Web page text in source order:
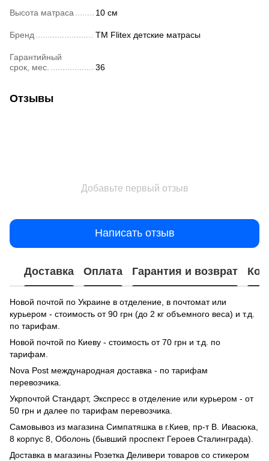
Высота матраса 10 см
Бренд ТМ Flitex детские матрасы
Гарантийный
срок, мес.
36
Отзывы
Добавьте первый отзыв
Написать отзыв
Доставка Оплата Гарантия и возврат
Новой почтой по Украине в отделение, в почтомат или
курьером - стоимость от 90 грн (до 2 кг объемного веса) и т.д.
по тарифам.
Новой почтой по Киеву - стоимость от 70 грн и т.д. по
тарифам.
Nova Post международная доставка - по тарифам
перевозчика.
Укрпочтой Стандарт, Экспресс в отделение или курьером - от
50 грн и далее по тарифам перевозчика.
Самовывоз из магазина Симпатяшка в г.Киев, пр-т В. Ивасюка,
8 корпус 8, Оболонь (бывший проспект Героев Сталинграда).
Доставка в магазины Розетка Деливери товаров со стикером